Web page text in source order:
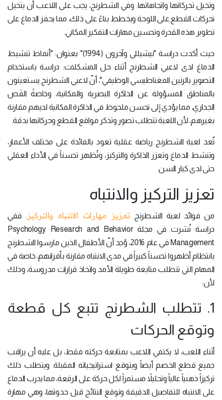
وتخيل تحركاتها واتجاهاتها. وفي الشطرنج، يجب على اللاعب أن يتخيل
تحركات القطع على اللوحة ويخطط بناءً على ذلك، مما يحفز الدماغ على
تطوير هذه القدرة وتحسين مهارات التفكير المكاني.
حيث أكدت دراسة "نيشيللي وآخرون (1994)" بعنوان: "أنماط تنشيط
الدماغ لدى لاعبي الشطرنج أثناء حل المشكلات: دراسة باستخدام
التصوير بالرنين المغناطيسي الوظيفي"، أنّ لاعبي الشطرنج يستعينون
بالمناطق المسؤولة عن الذاكرة البصرية والمكانية، وخاصةً الفَص
الجداري، مما يؤدي إلى تحسن ملحوظ في الذاكرة المكانية لديهم مقارنة
بغيرهم، لأن اللعبة تتطلب تصور وتذكر مواقع القطع وحركاتها بدقة.
تٌعد لعبة الشطرنج رياضة عقلية تعود بالفائدة على مختلف الأعمار،
وتنشط الدماغ وتعزز الذاكرة والتركيز، وتُظهر تحسناً في الأداء العقلي
حتى لدى كبار السن.
تعزيز التركيز والانتباه
من فوائد لعبة الشطرنج تعزيز مهارات الانتباه والتركيز. ففي
دراسة نُشرت في مجلة Psychology Research and Behavior
Management في عام 2016، وُجد أنّ الأطفال الذين مارسوا الشطرنج
بانتظام أظهروا تحسناً كبيراً في مدى الانتباه مقارنة بأقرانهم، خاصة في
المهام التي تتطلب متابعة طويلة الأمد واتخاذ قرارات مدروسة، وذلك
لأن:
1. تتطلب الشطرنج تتبع كل قطعة
وتوقع الحركات
أثناء اللعب، لا يكتفي اللاعب بمتابعة حركته فقط، بل عليه أن يراقب
جميع قطع الخصم أيضاً ويتوقع استراتيجياته المقبلة. ويتطلب ذلك
تركيزاً ذهنياً عالياً وتحليلاً مستمراً لكل حركة على الرقعة، مما يدرب الدماغ
على الانتباه للتفاصيل الدقيقة وتوقع النتائج قبل حدوثها، وهي مهارة